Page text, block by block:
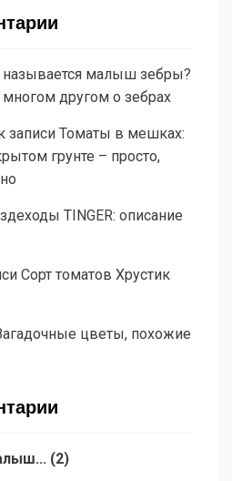
называется малыш зебры?
многом другом о зебрах
записи Томаты в мешках:
грунте – просто,
TINGER: описание
Сорт томатов Хрустик
цветы, похожие
(2)